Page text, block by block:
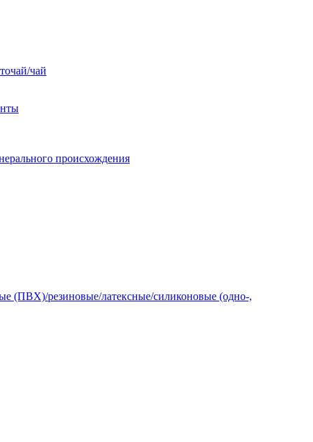
чай
происхождения
(ПВХ)/резиновые/латексные/силиконовые (одно-,